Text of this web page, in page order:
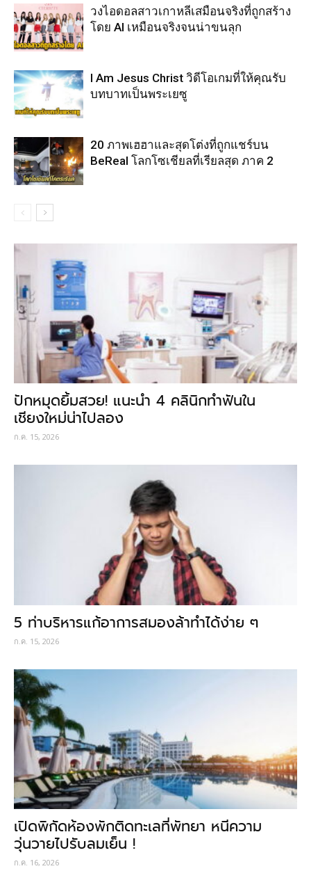
วงไอดอลสาวเกาหลีเสมือนจริงที่ถูกสร้าง
โดย AI เหมือนจริงจนน่าขนลุก
I Am Jesus Christ วิดีโอเกมที่ให้คุณรับ
บทบาทเป็นพระเยซู
20 ภาพเฮฮาและสุดโต่งที่ถูกแชร์บน
BeReal โลกโซเชียลที่เรียลสุด ภาค 2
ปักหมุดยิ้มสวย! แนะนำ 4 คลินิกทำฟันใน
เชียงใหม่น่าไปลอง
ก.ค. 15, 2026
5 ท่าบริหารแก้อาการสมองล้าทำได้ง่าย ๆ
ก.ค. 15, 2026
เปิดพิกัดห้องพักติดทะเลที่พัทยา หนีความ
วุ่นวายไปรับลมเย็น !
ก.ค. 16, 2026